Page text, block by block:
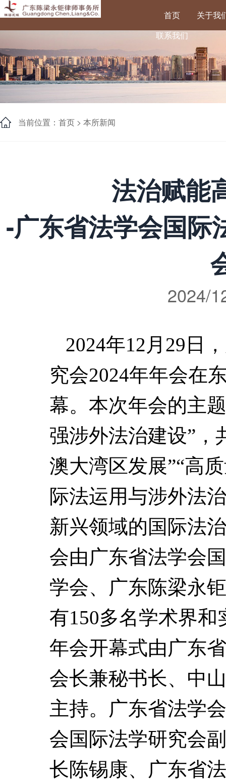
首页
关于我
联系我们
当前位置：首页 > 本所新闻
法治赋能
-广东省法学会国际
2024/
2024年12月29日
究会2024年年会在
幕。本次年会的主
强涉外法治建设”，
澳大湾区发展”“高
际法运用与涉外法
新兴领域的国际法
会由广东省法学会
学会、广东陈梁永
有150多名学术界
年会开幕式由广东
会长兼秘书长、中
主持。广东省法学
会国际法学研究会
长陈锡康、广东省